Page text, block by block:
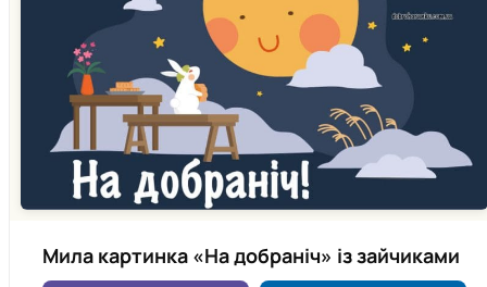
Мила картинка «На добраніч» із зайчиками